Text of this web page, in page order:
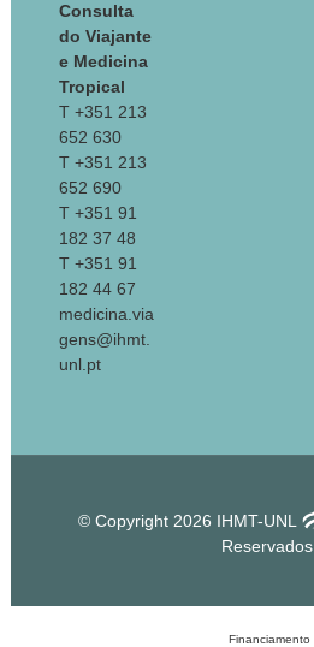
Consulta
do Viajante
e Medicina
Tropical
T +351 213
652 630
T +351 213
652 690
T +351 91
182 37 48
T +351 91
182 44 67
medicina.via
gens@ihmt.
unl.pt
© Copyright 2026 IHMT-UNL
Reservados.
Financiamento